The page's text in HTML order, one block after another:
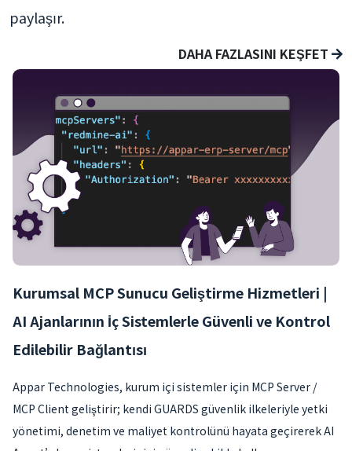
paylaşır.
DAHA FAZLASINI KEŞFET
Kurumsal MCP Sunucu Geliştirme Hizmetleri |
AI Ajanlarının İç Sistemlerle Güvenli ve Kontrol
Edilebilir Bağlantısı
Appar Technologies, kurum içi sistemler için MCP Server /
MCP Client geliştirir; kendi GUARDS güvenlik ilkeleriyle yetki
yönetimi, denetim ve maliyet kontrolünü hayata geçirerek AI